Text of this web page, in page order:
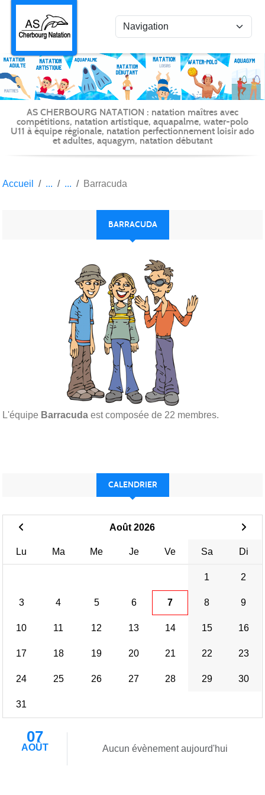
AS CHERBOURG NATATION : natation maîtres avec
compétitions, natation artistique, aquapalme, water-polo
U11 à équipe régionale, natation perfectionnement loisir ado
et adultes, aquagym, natation débutant
Accueil Barracuda
BARRACUDA
L'équipe Barracuda est composée de 22 membres.
CALENDRIER
Août 2026
Lu Ma Me Je Ve Sa Di
1 2
3 4 5 6 7 8 9
10 11 12 13 14 15 16
17 18 19 20 21 22 23
24 25 26 27 28 29 30
31
07
AOÛT Aucun évènement aujourd'hui
Panneau de gestion des cookies